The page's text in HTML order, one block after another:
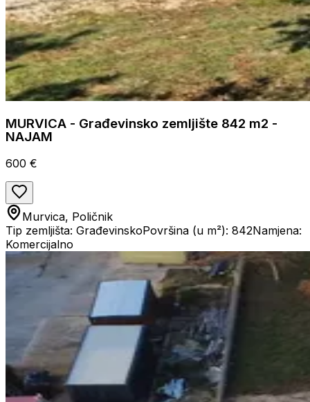
MURVICA - Građevinsko zemljište 842 m2 -
NAJAM
600 €
Murvica, Poličnik
Tip zemljišta: GrađevinskoPovršina (u m²): 842Namjena:
Komercijalno